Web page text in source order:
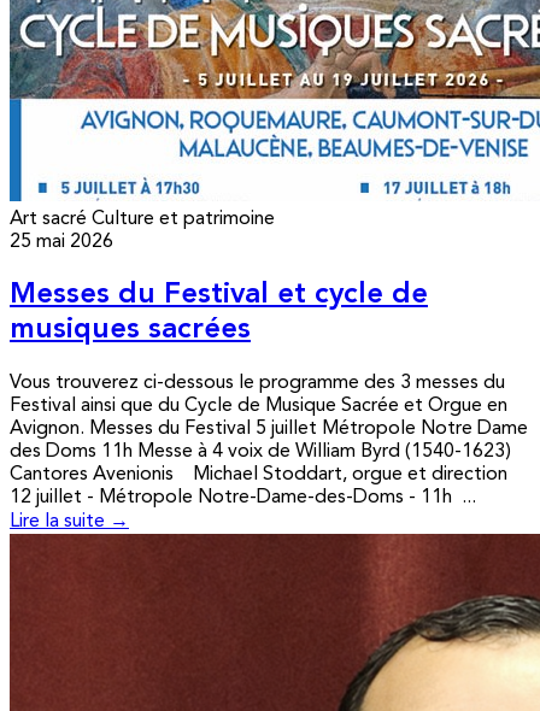
Art sacré Culture et patrimoine
25 mai 2026
Messes du Festival et cycle de
musiques sacrées
Vous trouverez ci-dessous le programme des 3 messes du
Festival ainsi que du Cycle de Musique Sacrée et Orgue en
Avignon. Messes du Festival 5 juillet Métropole Notre Dame
des Doms 11h Messe à 4 voix de William Byrd (1540-1623)
Cantores Avenionis Michael Stoddart, orgue et direction
12 juillet - Métropole Notre-Dame-des-Doms - 11h ...
Lire la suite →